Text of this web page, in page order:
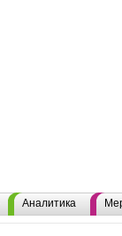
Аналитика